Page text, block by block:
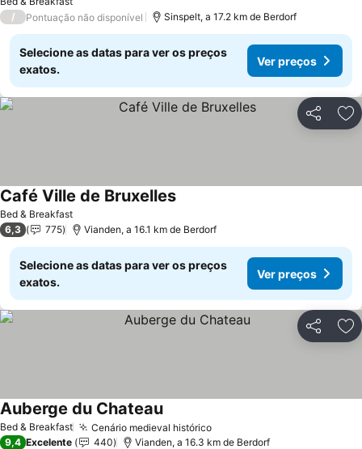
/ Pontuação não disponível Sinspelt, a 17.2 km de Berdorf
Selecione as datas para ver os preços
exatos.
Ver preços
Partilhar
Bed & Breakfast
Café Ville de BruxellesVer preços
6,3 775 Vianden, a 16.1 km de Berdorf
Selecione as datas para ver os preços
exatos.
Ver preços
Partilhar
Bed & Breakfast Cenário medieval históricoVer preços
Auberge du ChateauVer preços
9,4 Excelente 440 Vianden, a 16.3 km de Berdorf